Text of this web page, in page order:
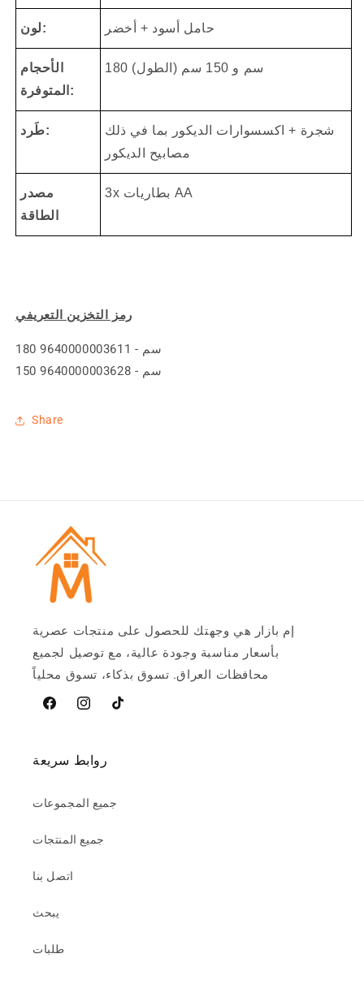
لون: حامل أسود + أخضر
الأحجام
المتوفرة:
180 سم و 150 سم (الطول)
طَرد:
شجرة + اكسسوارات الديكور بما في ذلك
مصابيح الديكور
مصدر
الطاقة
3x بطاريات AA
رمز التخزين التعريفي
180 سم - 9640000003611
150 سم - 9640000003628
Share
إم بازار هي وجهتك للحصول على منتجات عصرية
بأسعار مناسبة وجودة عالية، مع توصيل لجميع
محافظات العراق. تسوق بذكاء، تسوق محلياً
فيسبوكInstagram
تيخوك
روابط سريعة
جميع المجموعات
جميع المنتجات
اتصل بنا
يبحث
طلبات